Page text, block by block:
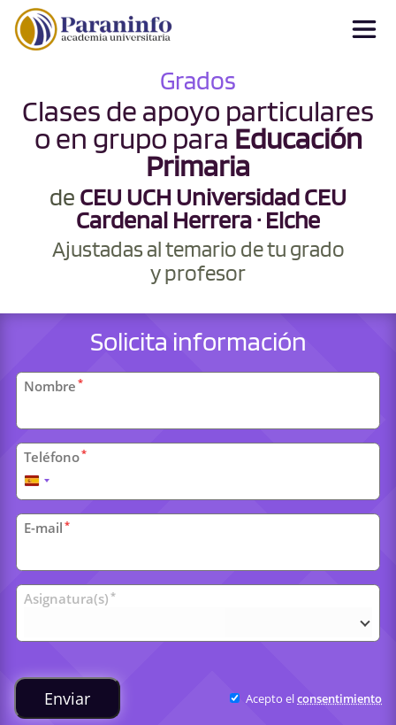
Grados
Clases de apoyo particulares
o en grupo paraEducación
Primaria
de CEU UCH Universidad CEU
Cardenal Herrera · Elche
Ajustadas al temario de tu grado
y profesor
Solicita información
Datos
personales
Nombre *
Teléfono*
España
+34
E-mail *
Clases
universitarias
Asignatura(s) *
Enviar Acepto elconsentimiento